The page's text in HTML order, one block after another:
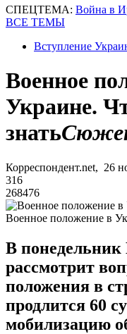
СПЕЦТЕМА: Война в
ВСЕ ТЕМЫ
Вступление
Военное
Украине.
знать
Корреспондент.net, 26
316
268476
Военное положение в
В понедельник
рассмотрит
положения в
продлится 60
мобилизацию